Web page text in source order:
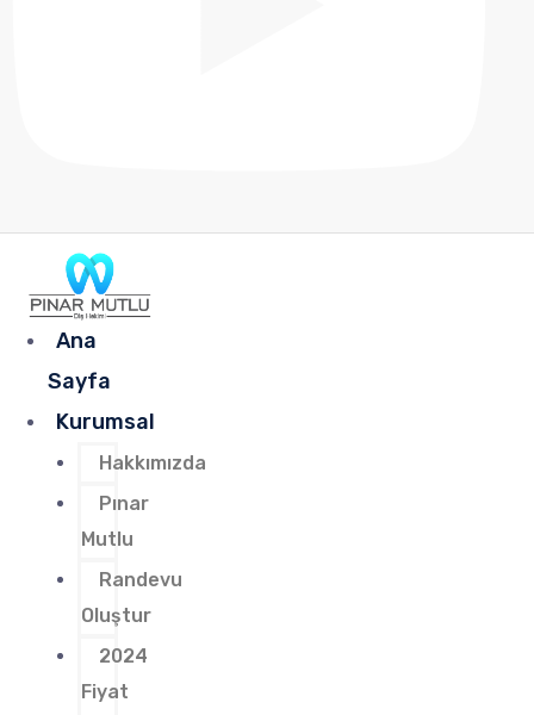
Ana
Sayfa
Kurumsal
Hakkımızda
Pınar
Mutlu
Randevu
Oluştur
2024
Fiyat